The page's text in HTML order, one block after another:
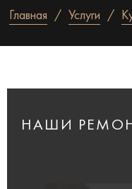
Главная Услуги
НАШИ